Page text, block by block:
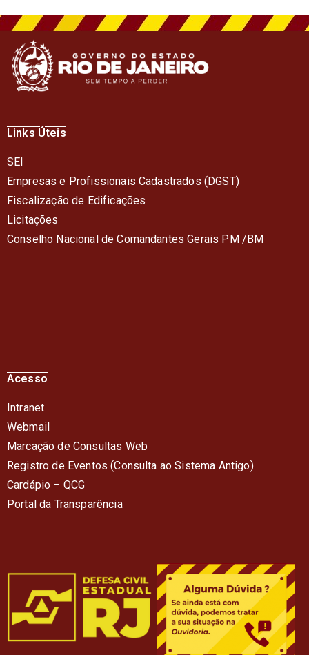
Links Úteis
SEI
Empresas e Profissionais Cadastrados (DGST)
Fiscalização de Edificações
Licitações
Conselho Nacional de Comandantes Gerais PM /BM
Acesso
Intranet
Webmail
Marcação de Consultas Web
Registro de Eventos (Consulta ao Sistema Antigo)
Cardápio – QCG
Portal da Transparência